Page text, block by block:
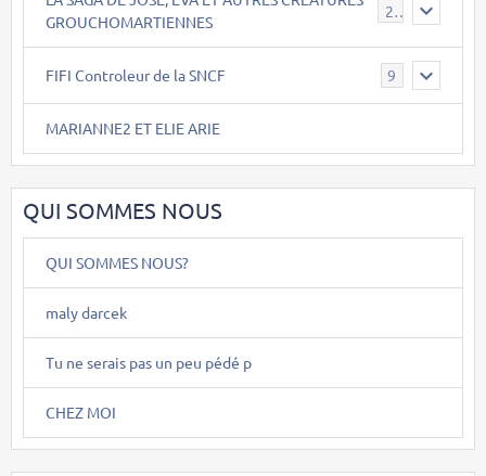
GROUCHOMARTIENNES
26
FIFI Controleur de la SNCF 9
MARIANNE2 ET ELIE ARIE
QUI SOMMES NOUS
QUI SOMMES NOUS?
maly darcek
Tu ne serais pas un peu pédé p
CHEZ MOI